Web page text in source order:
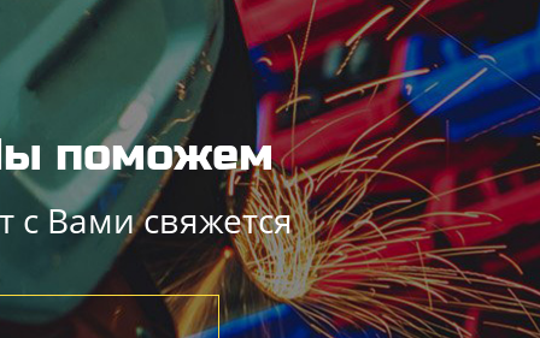
Коллекция "Гранит Эко"
Коллекция "Камень
Шотландия"
поможем